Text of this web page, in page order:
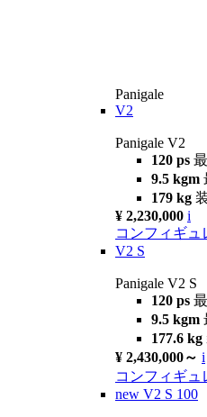
Panigale
V2
Panigale V2
120 ps
9.5 kgm
179 kg
¥ 2,230,000 i
コンフィギュ
V2 S
Panigale V2 S
120 ps
9.5 kgm
177.6 kg
¥ 2,430,000～ i
コンフィギュ
new V2 S 100